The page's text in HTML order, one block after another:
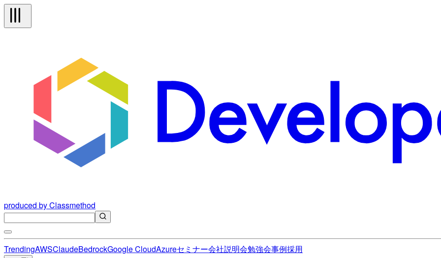
produced by Classmethod
TrendingAWSClaudeBedrockGoogle CloudAzureセミナー会社説明会勉強会事例採用